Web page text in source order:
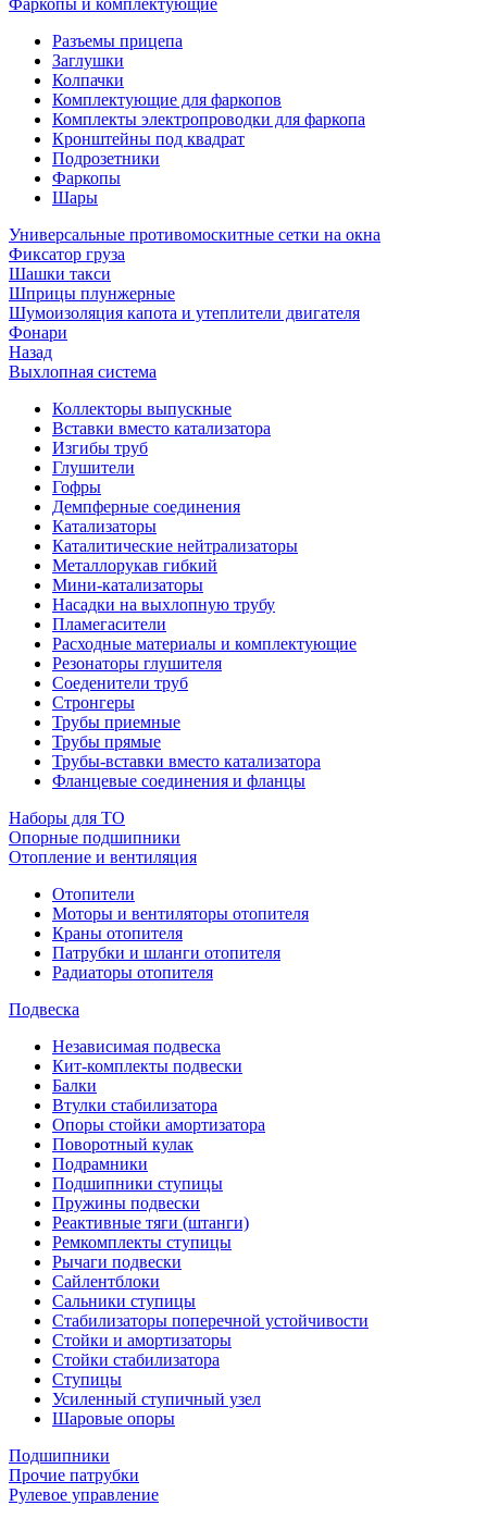
Фаркопы и комплектующие
Разъемы прицепа
Заглушки
Колпачки
Комплектующие для фаркопов
Комплекты электропроводки для фаркопа
Кронштейны под квадрат
Подрозетники
Фаркопы
Шары
Универсальные противомоскитные сетки на окна
Фиксатор груза
Шашки такси
Шприцы плунжерные
Шумоизоляция капота и утеплители двигателя
Фонари
Назад
Выхлопная система
Коллекторы выпускные
Вставки вместо катализатора
Изгибы труб
Глушители
Гофры
Демпферные соединения
Катализаторы
Каталитические нейтрализаторы
Металлорукав гибкий
Мини-катализаторы
Насадки на выхлопную трубу
Пламегасители
Расходные материалы и комплектующие
Резонаторы глушителя
Соеденители труб
Стронгеры
Трубы приемные
Трубы прямые
Трубы-вставки вместо катализатора
Фланцевые соединения и фланцы
Наборы для ТО
Опорные подшипники
Отопление и вентиляция
Отопители
Моторы и вентиляторы отопителя
Краны отопителя
Патрубки и шланги отопителя
Радиаторы отопителя
Подвеска
Независимая подвеска
Кит-комплекты подвески
Балки
Втулки стабилизатора
Опоры стойки амортизатора
Поворотный кулак
Подрамники
Подшипники ступицы
Пружины подвески
Реактивные тяги (штанги)
Ремкомплекты ступицы
Рычаги подвески
Сайлентблоки
Сальники ступицы
Стабилизаторы поперечной устойчивости
Стойки и амортизаторы
Стойки стабилизатора
Ступицы
Усиленный ступичный узел
Шаровые опоры
Подшипники
Прочие патрубки
Рулевое управление